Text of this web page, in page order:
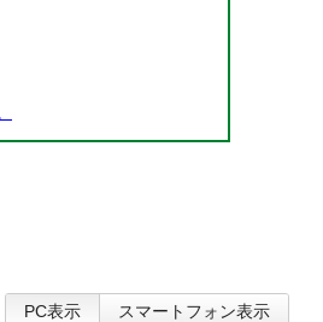
PC表示 スマートフォン表示